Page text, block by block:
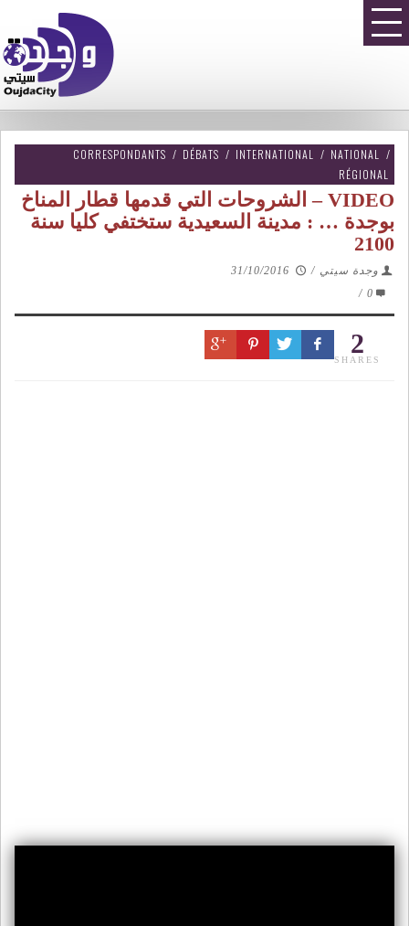
CORRESPONDANTS / DÉBATS / INTERNATIONAL / NATIONAL
/
RÉGIONAL
VIDEO – الشروحات التي قدمها قطار المناخ
بوجدة … : مدينة السعيدية ستختفي كليا سنة
2100
وجدة سيتي /
31/10/2016
0
/
2
SHARES